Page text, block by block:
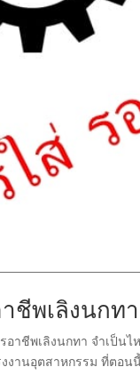
ชีพเลิงนกท
าชีพเลิงนกทา จำเป็นไ
งานอุตสาหกรรม ที่ตอ